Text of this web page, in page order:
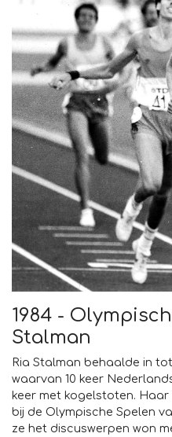
1984 -
Stalman
Ria Stalman behaalde in
waarvan 10 keer
keer met kogelstoten.
bij de Olympische Spelen
ze het discuswerpen won